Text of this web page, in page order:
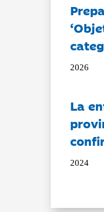
2026
La
2024